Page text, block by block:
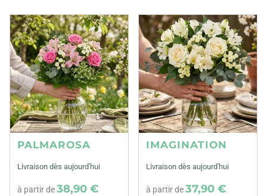
PALMAROSA
Livraison dès aujourd'hui
à partir de38,90 €
IMAGINATION
Livraison dès aujourd'hui
à partir de37,90 €